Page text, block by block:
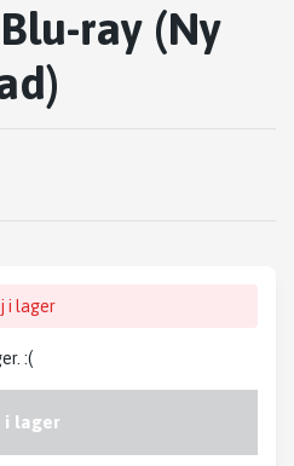
ray (Ny
i lager
:(
i lager